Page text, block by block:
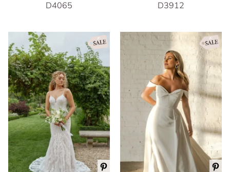
D4065
D3912